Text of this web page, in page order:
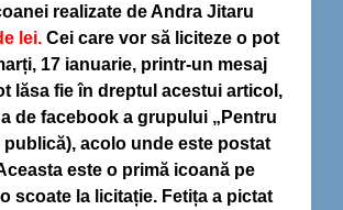
realizate de Andra Jitaru
lei. Cei care vor să liciteze o pot
17 ianuarie, printr-un mesaj
lăsa fie în dreptul acestui articol,
de facebook a grupului „Pentru
publică), acolo unde este postat
este o primă icoană pe
scoate la licitație. Fetița a pictat